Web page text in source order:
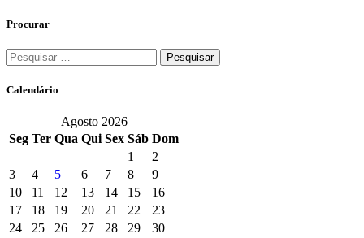
Procurar
Pesquisar
por:
Calendário
Agosto 2026
Seg Ter Qua Qui Sex Sáb Dom
1
2
3
4 5 6 7 8
9
10
11 12 13 14 15
16
17
18 19 20 21 22
23
24
25 26 27 28 29
30